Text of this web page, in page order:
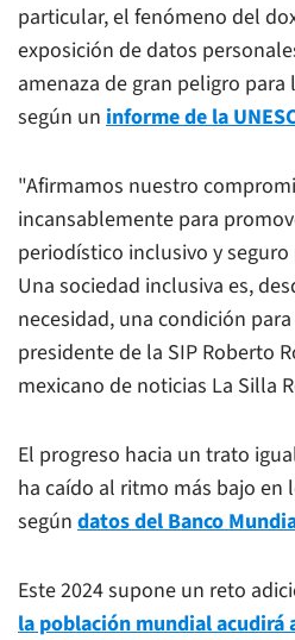
particular, el fenómeno del
exposición de datos
amenaza de gran peligro
según un informe de la
"Afirmamos nuestro
incansablemente para
periodístico inclusivo y
Una sociedad inclusiva es,
necesidad, una condición
presidente de la SIP Roberto
mexicano de noticias La Silla
El progreso hacia un trato
ha caído al ritmo más bajo en
según datos del Banco
Este 2024 supone un reto
la población mundial acudirá